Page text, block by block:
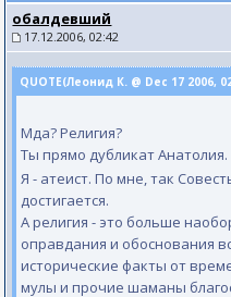
обалдевший
17.12.2006, 02:42
QUOTE(Леонид К. @ Dec 17 2006,
Мда? Религия?
Ты прямо дубликат Анатолия.
Я - атеист. По мне, так
достигается.
А религия - это больше
оправдания и обоснования
исторические факты от
мулы и прочие шаманы